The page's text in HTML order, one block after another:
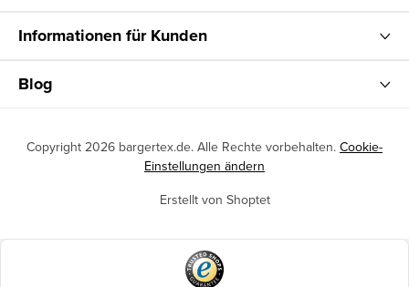
Informationen für Kunden
Blog
Erstellt von Shoptet
Copyright 2026 bargertex.de. Alle Rechte vorbehalten. Cookie-
Einstellungen ändern